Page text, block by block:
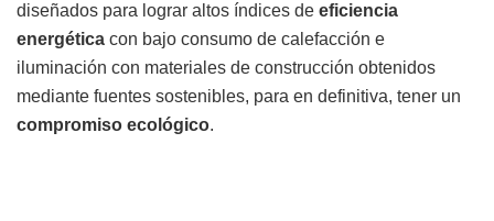
diseñados para lograr altos índices de eficiencia
energética con bajo consumo de calefacción e
iluminación con materiales de construcción obtenidos
mediante fuentes sostenibles, para en definitiva, tener un
compromiso ecológico.